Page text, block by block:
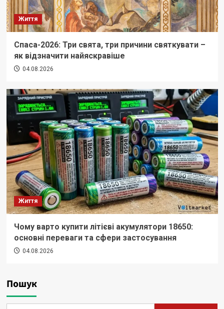
Життя
Спаса-2026: Три свята, три причини святкувати –
як відзначити найяскравіше
04.08.2026
Життя
Чому варто купити літієві акумулятори 18650:
основні переваги та сфери застосування
04.08.2026
Пошук